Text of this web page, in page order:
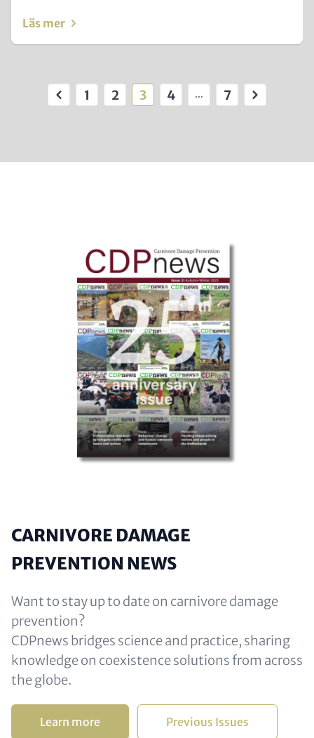
Läs mer
Paginering
Föregående
Första
1
Sida
2
Nuvarande
3
Sida
4 …
Sista
7
Nästa
CARNIVORE DAMAGE
PREVENTION NEWS
Want to stay up to date on carnivore damage
prevention?
CDPnews bridges science and practice, sharing
knowledge on coexistence solutions from across
the globe.
Learn more Previous Issues